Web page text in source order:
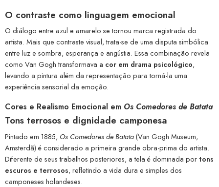
O contraste como linguagem emocional
O diálogo entre azul e amarelo se tornou marca registrada do
artista. Mais que contraste visual, trata-se de uma disputa simbólica
entre luz e sombra, esperança e angústia. Essa combinação revela
como Van Gogh transformava a cor em drama psicológico,
levando a pintura além da representação para torná-la uma
experiência sensorial da emoção.
Cores e Realismo Emocional em Os Comedores de Batata
Tons terrosos e dignidade camponesa
Pintado em 1885, Os Comedores de Batata(Van Gogh Museum,
Amsterdã) é considerado a primeira grande obra-prima do artista.
Diferente de seus trabalhos posteriores, a tela é dominada portons
escuros e terrosos, refletindo a vida dura e simples dos
camponeses holandeses.